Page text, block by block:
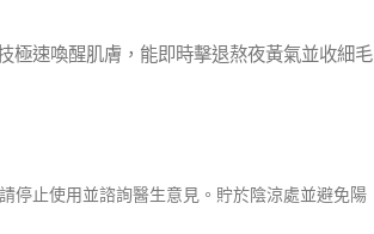
極速喚醒肌膚，能即時擊退熬夜黃氣並收細毛
停止使用並諮詢醫生意見。貯於陰涼處並避免陽